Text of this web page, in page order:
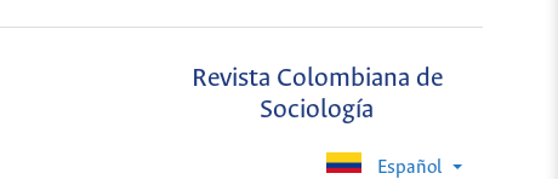
Revista Colombiana de
Sociología
Español